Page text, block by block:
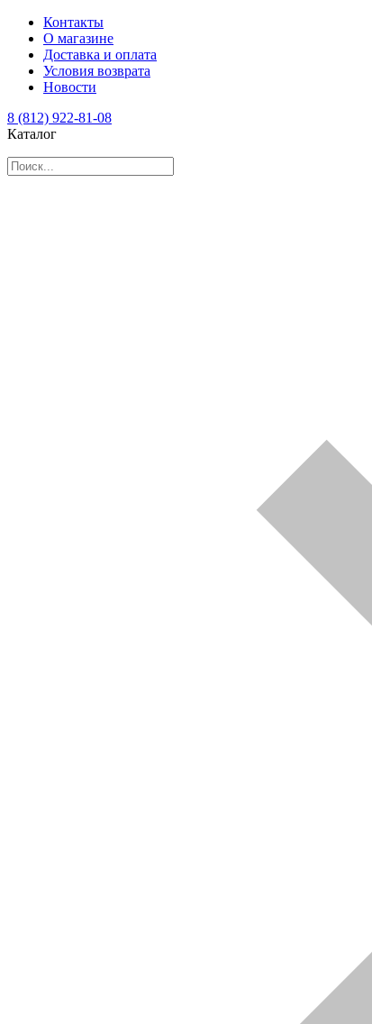
Контакты
О магазине
Доставка и оплата
Условия возврата
Новости
8 (812) 922-81-08
Каталог